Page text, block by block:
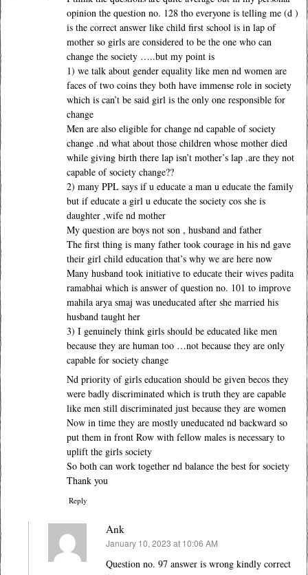
opinion the question no. 128 tho everyone is telling me (d )
is the correct answer like child first school is in lap of
mother so girls are considered to be the one who can
change the society …..but my point is
1) we talk about gender equality like men nd women are
faces of two coins they both have immense role in society
which is can’t be said girl is the only one responsible for
change
Men are also eligible for change nd capable of society
change .nd what about those children whose mother died
while giving birth there lap isn’t mother’s lap .are they not
capable of society change??
2) many PPL says if u educate a man u educate the family
but if educate a girl u educate the society cos she is
daughter ,wife nd mother
My question are boys not son , husband and father
The first thing is many father took courage in his nd gave
their girl child education that’s why we are here now
Many husband took initiative to educate their wives padita
ramabhai which is answer of question no. 101 to improve
mahila arya smaj was uneducated after she married his
husband taught her
3) I genuinely think girls should be educated like men
because they are human too …not because they are only
capable for society change
Nd priority of girls education should be given becos they
were badly discriminated which is truth they are capable
like men still discriminated just because they are women
Now in time they are mostly uneducated nd backward so
put them in front Row with fellow males is necessary to
uplift the girls society
So both can work together nd balance the best for society
Thank you
Reply
Ank
says:
January 10, 2023 at 10:06 AM
Question no. 97 answer is wrong kindly correct